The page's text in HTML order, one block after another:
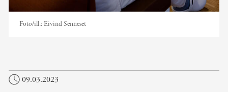
Foto/ill.:Eivind Senneset
09.03.2023